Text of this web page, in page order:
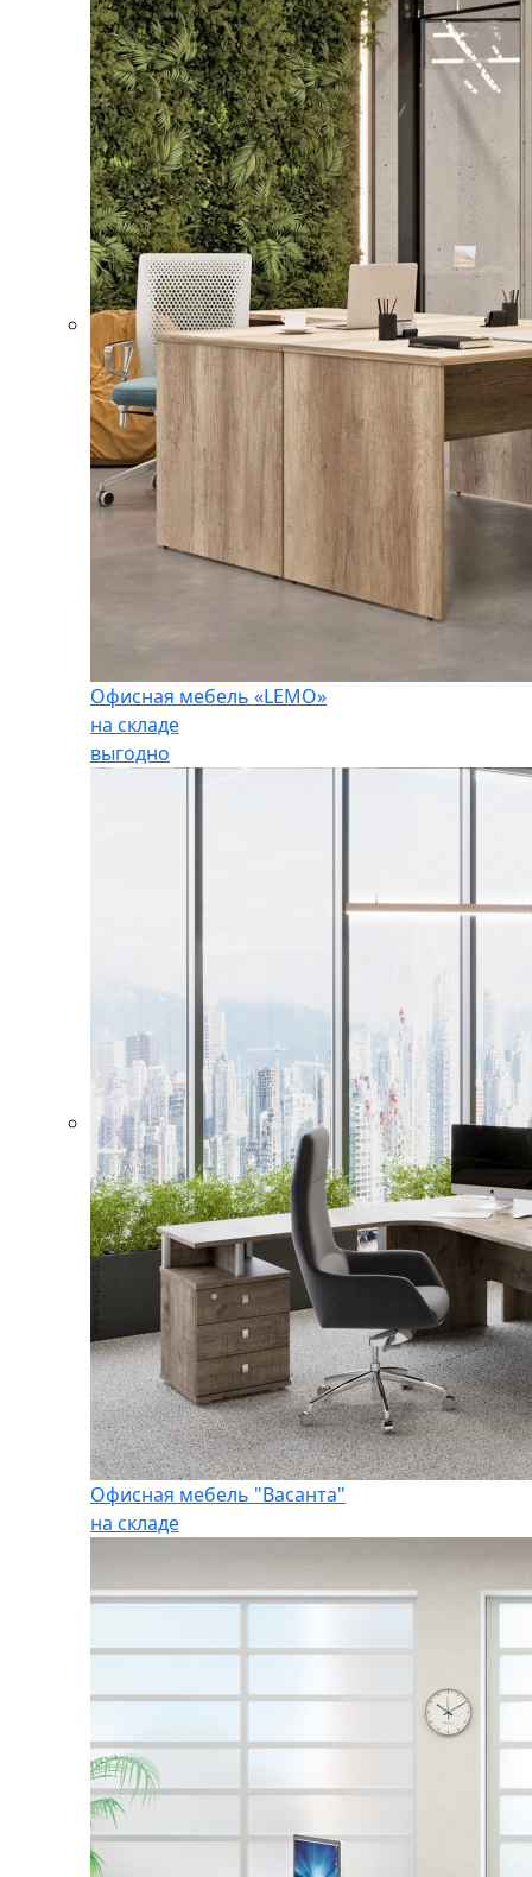
Офисная мебель «LEMO»
на складе
выгодно
Офисная мебель "Васанта"
на складе